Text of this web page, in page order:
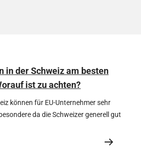
in der Schweiz am besten
ist zu achten?
können für EU-Unternehmer sehr
da die Schweizer generell gut
ist, gelten dabei andere Gesetze